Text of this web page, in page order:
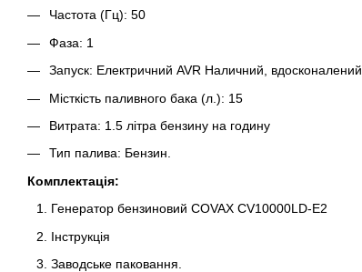
Частота (Гц): 50
Фаза: 1
Запуск: Електричний AVR Наличний, вдосконалений
Місткість паливного бака (л.): 15
Витрата: 1.5 літра бензину на годину
Тип палива: Бензин.
Комплектація:
Генератор бензиновий COVAX CV10000LD-E2
Інструкція
Заводське паковання.